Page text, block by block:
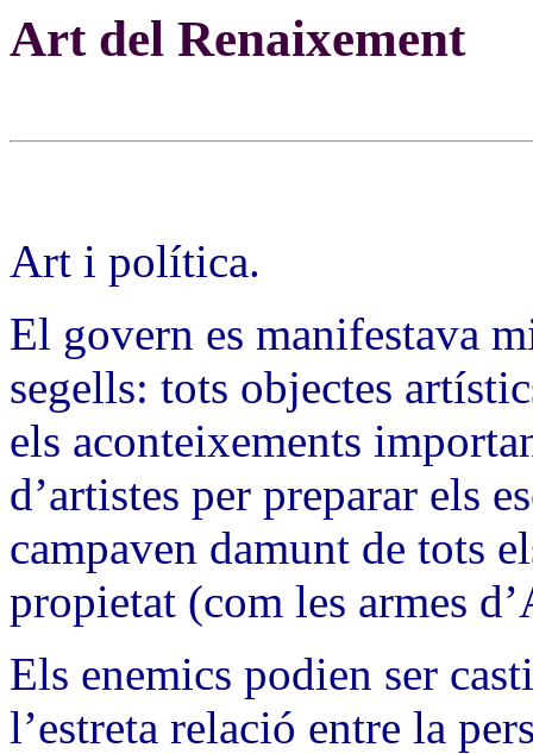
Art del Renaixement
Art i política.
El govern es manifestava
segells: tots objectes
els aconteixements
d’artistes per preparar els
campaven damunt de tots
propietat (com les armes
Els enemics podien ser
l’estreta relació entre la